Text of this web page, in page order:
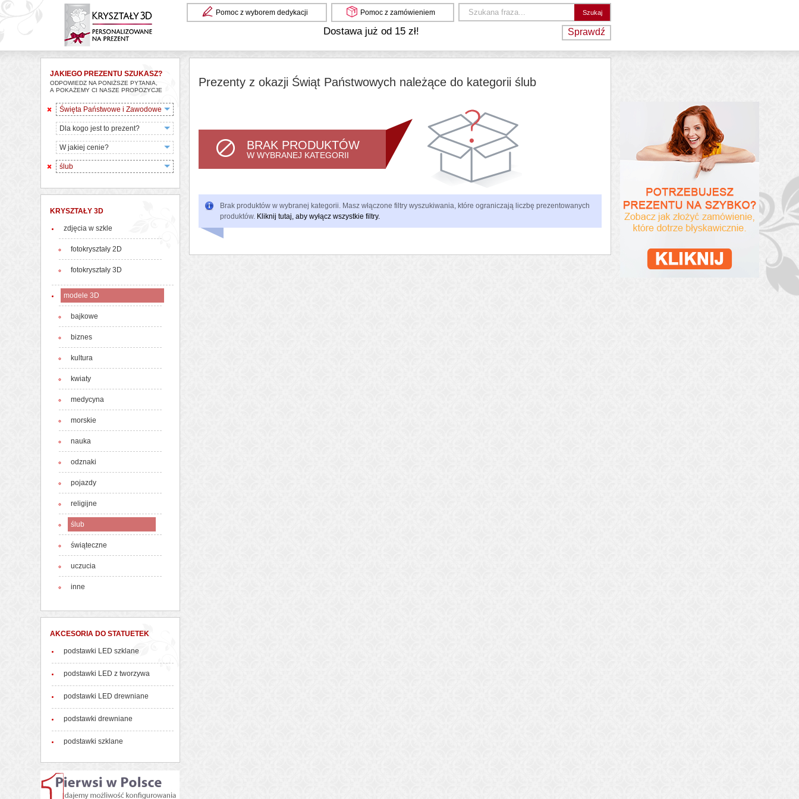
Pomoc z wyborem dedykacji Pomoc z zamówieniem
Dostawa już od 15 zł! Sprawdź
JAKIEGO PREZENTU SZUKASZ?
ODPOWIEDZ NA PONIŻSZE PYTANIA,
A POKAŻEMY CI NASZE PROPOZYCJE
Święta Państwowe i Zawodowe
Dla kogo jest to prezent?
W jakiej cenie?
ślub
KRYSZTAŁY 3D
zdjęcia w szkle
fotokryształy 2D
fotokryształy 3D
modele 3D
bajkowe
biznes
kultura
kwiaty
medycyna
morskie
nauka
odznaki
pojazdy
religijne
ślub
świąteczne
uczucia
inne
AKCESORIA DO STATUETEK
podstawki LED szklane
podstawki LED z tworzywa
podstawki LED drewniane
podstawki drewniane
podstawki szklane
Prezenty z okazji Świąt Państwowych należące do kategorii ślub
BRAK PRODUKTÓW
W WYBRANEJ KATEGORII
Brak produktów w wybranej kategorii. Masz włączone filtry wyszukiwania, które ograniczają liczbę prezentowanych
produktów. Kliknij tutaj, aby wyłącz wszystkie filtry.